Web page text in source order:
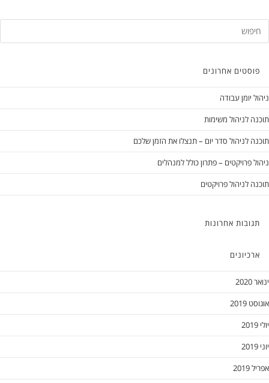
אחרונים
יומן עבודה
לניהול משימות
לניהול סדר יום – תנצלו את הזמן שלכם
פרויקטים – פתרון כולל למנהלים
לניהול פרויקטים
אחרונות